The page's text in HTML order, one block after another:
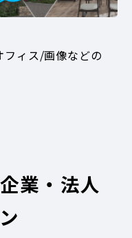
ィス/画像などの
業・法人